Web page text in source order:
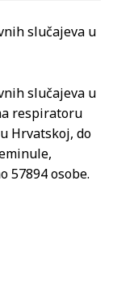
slučajeva u
slučajeva u
respiratoru
Hrvatskoj, do
57894 osobe.